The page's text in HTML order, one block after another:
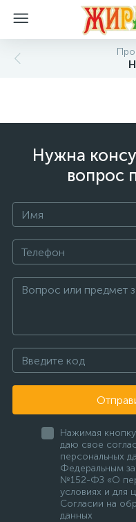
Нужна
вопрос
Нажимая
даю свое
персональных
Федеральным
№152-ФЗ «О
условиях и для
Согласии на
данных